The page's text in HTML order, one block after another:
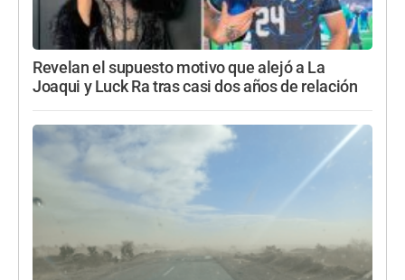
Revelan el supuesto motivo que alejó a La
Joaqui y Luck Ra tras casi dos años de relación